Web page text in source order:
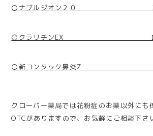
〇ナブルジオン２０ エピ
〇クラリチンEX ロラ
〇新コンタック鼻炎Z セ
クローバー薬局では花粉症のお薬以外にも
OTCがありますので、お気軽にご相談下さ